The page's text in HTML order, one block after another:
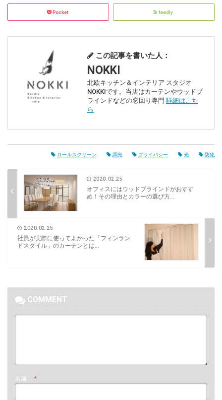
Pocket feedly
この記事を書いた人：
NOKKI
北欧キッチン＆インテリア スタジオ
NOKKIです。当店はカーテンやウッドブ
ラインドなどの窓回り専門 詳細はこち
ら
ロールスクリーン 調光 プライバシー 光 防犯
2020.02.25
オフィスにはウッドブラインドがおすす
め！その理由とカラーの選び方...
2020.02.25
社員が実際に使ってよかった「フィンラン
ドスタイル」のカーテンとは...
COMMENT
名前 *